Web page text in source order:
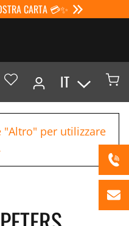
CARTA 💳✨
IT
per utilizzare